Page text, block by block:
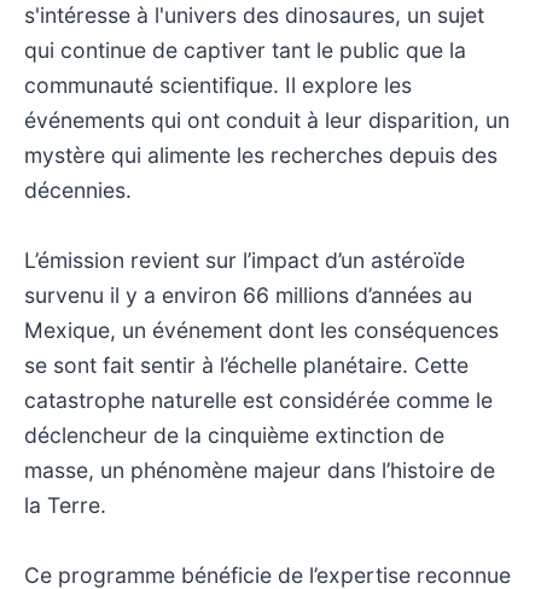
s'intéresse à l'univers des dinosaures, un sujet
qui continue de captiver tant le public que la
communauté scientifique. Il explore les
événements qui ont conduit à leur disparition, un
mystère qui alimente les recherches depuis des
décennies.
L’émission revient sur l’impact d’un astéroïde
survenu il y a environ 66 millions d’années au
Mexique, un événement dont les conséquences
se sont fait sentir à l’échelle planétaire. Cette
catastrophe naturelle est considérée comme le
déclencheur de la cinquième extinction de
masse, un phénomène majeur dans l’histoire de
la Terre.
Ce programme bénéficie de l’expertise reconnue